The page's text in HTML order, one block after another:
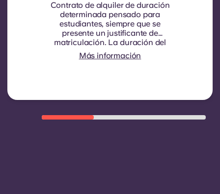
Contrato de alquiler de duración
determinada pensado para
estudiantes, siempre que se
presente un justificante de
matriculación. La duración del
contrato es de nueve meses. La
renovación no es automática, pero
buen historial de pagos, un
disponibilidad de habitaciones.
Más información